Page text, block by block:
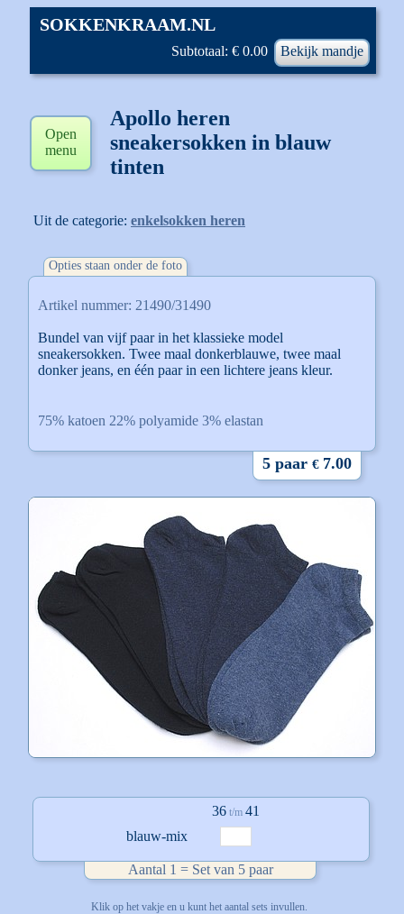
SOKKENKRAAM.NL
Bekijk mandje
Subtotaal: € 0.00
Open
menu
Apollo heren
sneakersokken in blauw
tinten
Uit de categorie: enkelsokken heren
Opties staan onder de foto
Artikel nummer: 21490/31490
Bundel van vijf paar in het klassieke model
sneakersokken. Twee maal donkerblauwe, twee maal
donker jeans, en één paar in een lichtere jeans kleur.
75% katoen 22% polyamide 3% elastan
5 paar € 7.00
36t/m 41
blauw-mix
Aantal 1 = Set van 5 paar
Klik op het vakje en u kunt het aantal sets invullen.